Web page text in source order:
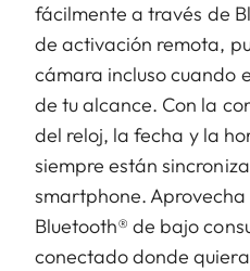
fácilmente a través de
de activación remota,
cámara incluso cuando
de tu alcance. Con la
del reloj, la fecha y la
siempre están
smartphone.
Bluetooth® de bajo
conectado donde